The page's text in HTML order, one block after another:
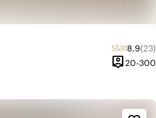
starNote
8,9(23)
person_pin
Capacité
20-300